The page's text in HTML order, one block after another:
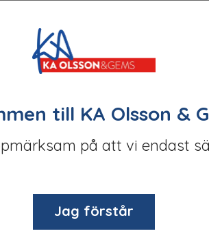
Filer
till KA Olsson &
på att vi endast
Jag förstår